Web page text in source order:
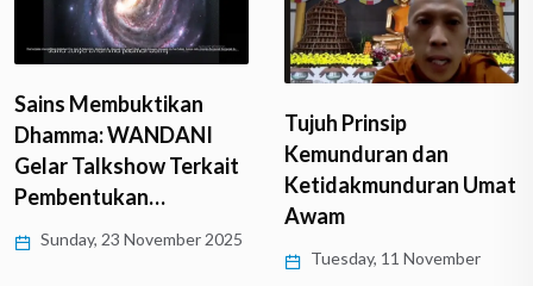
Tujuh Prinsip
Kemunduran dan
Ketidakmunduran Umat
BISAKAH SEJARAH
SALAH?